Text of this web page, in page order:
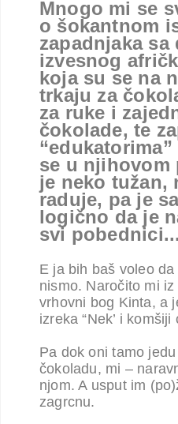
Mnogo mi se
o šokantnom
zapadnjaka sa
izvesnog
koja su se na
trkaju za
za ruke i
čokolade, te
se u njihovom
je neko tužan,
raduje, pa je
logično da je
svi pobednici...
E ja bih baš voleo
nismo. Naročito mi
vrhovni bog Kinta, a
izreka “Nek’ i komšiji
Pa dok oni tamo
čokoladu, mi –
njom. A usput im
zagrcnu.